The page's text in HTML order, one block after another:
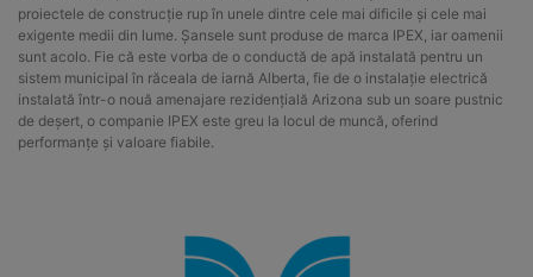
proiectele de construcție rup în unele dintre cele mai dificile și cele mai
exigente medii din lume. Șansele sunt produse de marca IPEX, iar oamenii
sunt acolo. Fie că este vorba de o conductă de apă instalată pentru un
sistem municipal în răceala de iarnă Alberta, fie de o instalație electrică
instalată într-o nouă amenajare rezidențială Arizona sub un soare pustnic
de deșert, o companie IPEX este greu la locul de muncă, oferind
performanțe și valoare fiabile.